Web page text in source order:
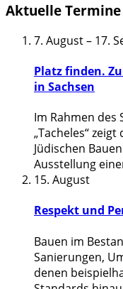
Aktuelle Termine
7. August– 17.
Platz finden.
in Sachsen
Im Rahmen des
„Tacheles“
Jüdischen
Ausstellung
15. August
Respekt und
Bauen im
Sanierungen,
denen